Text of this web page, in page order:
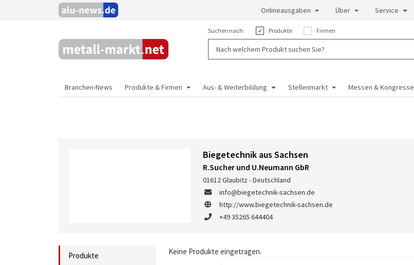
Onlineausgaben Über Service
Suchen nach: Produkte Firmen
Branchen-News Produkte & Firmen Aus- & Weiterbildung Stellenmarkt Messen & Kongresse
Biegetechnik aus Sachsen
R.Sucher und U.Neumann GbR
01612 Glaubitz - Deutschland
info@biegetechnik-sachsen.de
http://www.biegetechnik-sachsen.de
+49 35265 644404
Produkte Keine Produkte eingetragen.